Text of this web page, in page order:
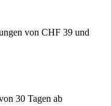
von CHF 39 und
30 Tagen ab